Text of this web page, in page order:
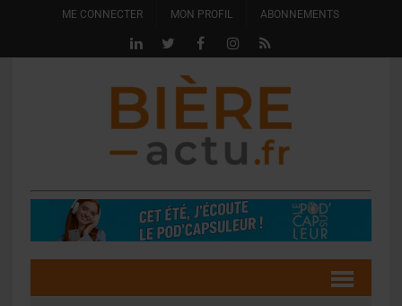
ME CONNECTER MON PROFIL ABONNEMENTS